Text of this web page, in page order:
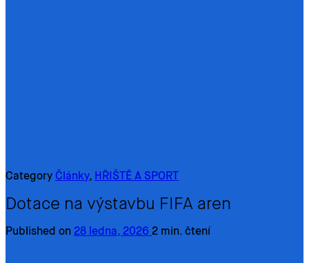
Category Články, HŘIŠTĚ A SPORT
Dotace na výstavbu FIFA aren
Published on 28 ledna, 2026 2 min. čtení